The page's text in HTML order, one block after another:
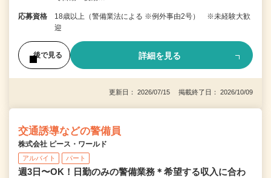
応募資格
18歳以上（警備業法による ※例外事由2号） ※未経験大歓
迎
後で見る 詳細を見る
更新日： 2026/07/15 掲載終了日： 2026/10/09
交通誘導などの警備員
株式会社 ピース・ワールド
アルバイト パート
週3日〜OK！日勤のみの警備業務＊希望する収入に合わ